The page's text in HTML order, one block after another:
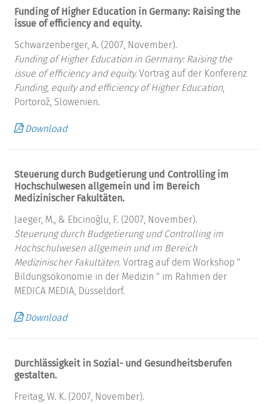
Funding of Higher Education in Germany: Raising the
issue of efficiency and equity.
Schwarzenberger, A. (2007, November).
Funding of Higher Education in Germany: Raising the
issue of efficiency and equity. Vortrag auf der Konferenz
Funding, equity and efficiency of Higher Education,
Portorož, Slowenien.
Download
Steuerung durch Budgetierung und Controlling im
Hochschulwesen allgemein und im Bereich
Medizinischer Fakultäten.
Jaeger, M., & Ebcinoğlu, F. (2007, November).
Steuerung durch Budgetierung und Controlling im
Hochschulwesen allgemein und im Bereich
Medizinischer Fakultäten. Vortrag auf dem Workshop "
Bildungsökonomie in der Medizin " im Rahmen der
MEDICA MEDIA, Düsseldorf.
Download
Durchlässigkeit in Sozial- und Gesundheitsberufen
gestalten.
Freitag, W. K. (2007, November).